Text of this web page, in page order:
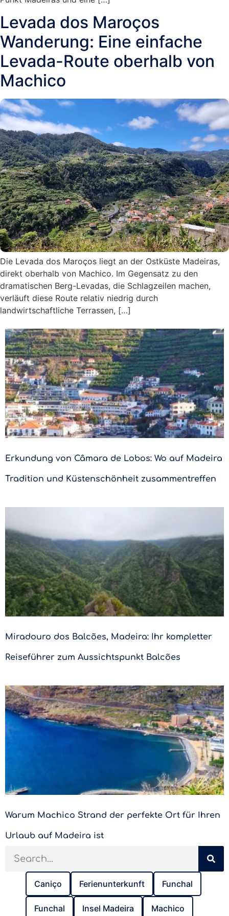
Levada dos Maroços
Wanderung: Eine einfache
Levada-Route oberhalb von
Machico
Die Levada dos Maroços liegt an der Ostküste Madeiras,
direkt oberhalb von Machico. Im Gegensatz zu den
dramatischen Berg-Levadas, die Schlagzeilen machen,
verläuft diese Route relativ niedrig durch
landwirtschaftliche Terrassen, […]
Erkundung von Câmara de Lobos: Wo auf Madeira
Tradition und Küstenschönheit zusammentreffen
Miradouro dos Balcões, Madeira: Ihr kompletter
Reiseführer zum Aussichtspunkt Balcões
Warum Machico Strand der perfekte Ort für Ihren
Urlaub auf Madeira ist
Caniço Ferienunterkunft Funchal
Funchal Insel Madeira Machico